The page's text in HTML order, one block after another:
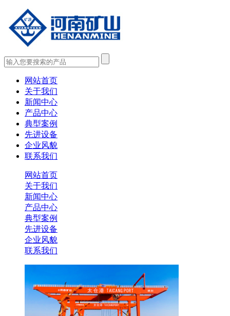
网站首页
关于我们
新闻中心
产品中心
典型案例
先进设备
企业风貌
联系我们
网站首页
关于我们
新闻中心
产品中心
典型案例
先进设备
企业风貌
联系我们